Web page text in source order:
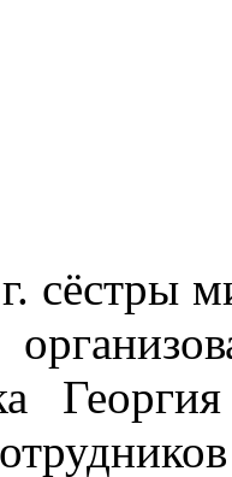
сёстры